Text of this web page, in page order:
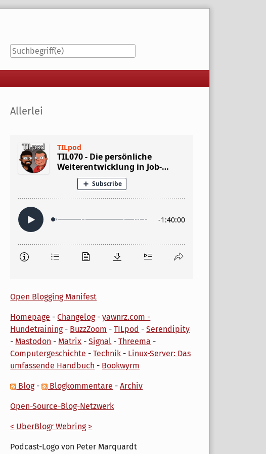
Seitenleiste
Allerlei
Open Blogging Manifest
Homepage -Changelog-yawnrz.com -
Hundetraining- BuzzZoom -TILpod -Serendipity
- Mastodon - Matrix -Signal -Threema -
Computergeschichte -Technik - Linux-Server: Das
umfassende Handbuch - Bookwyrm
Blog- Blogkommentare -Archiv
Open-Source-Blog-Netzwerk
< UberBlogr Webring >
Podcast-Logo von Peter Marquardt